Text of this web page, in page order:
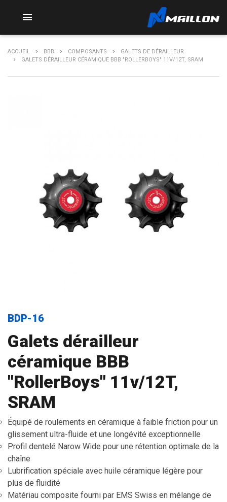

ACCUEIL BBB COMPOSANTS
GALETS DE DÉRAILLEUR
GALETS DÉRAILLEUR CÉRAMIQUE BBB "ROLLERBOYS" 11V/12T, SRAM
BDP-16
Galets dérailleur
céramique BBB
"RollerBoys" 11v/12T,
SRAM
Équipé de roulements en céramique à faible friction pour un
glissement ultra-fluide et une longévité exceptionnelle
Profil dentelé Narow Wide pour une rétention optimale de la
chaîne
Lubrification spéciale avec huile céramique légère pour
plus de fluidité
Matériau composite fourni par EMS Swiss en mélange de